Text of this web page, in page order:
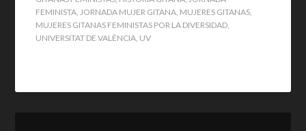
FEMINISTA,JORNADA MUJER GITANA, MUJERES GITANAS,
MUJERES GITANAS FEMINISTAS POR LA DIVERSIDAD,
UNIVERSITAT DE VALÈNCIA, UV